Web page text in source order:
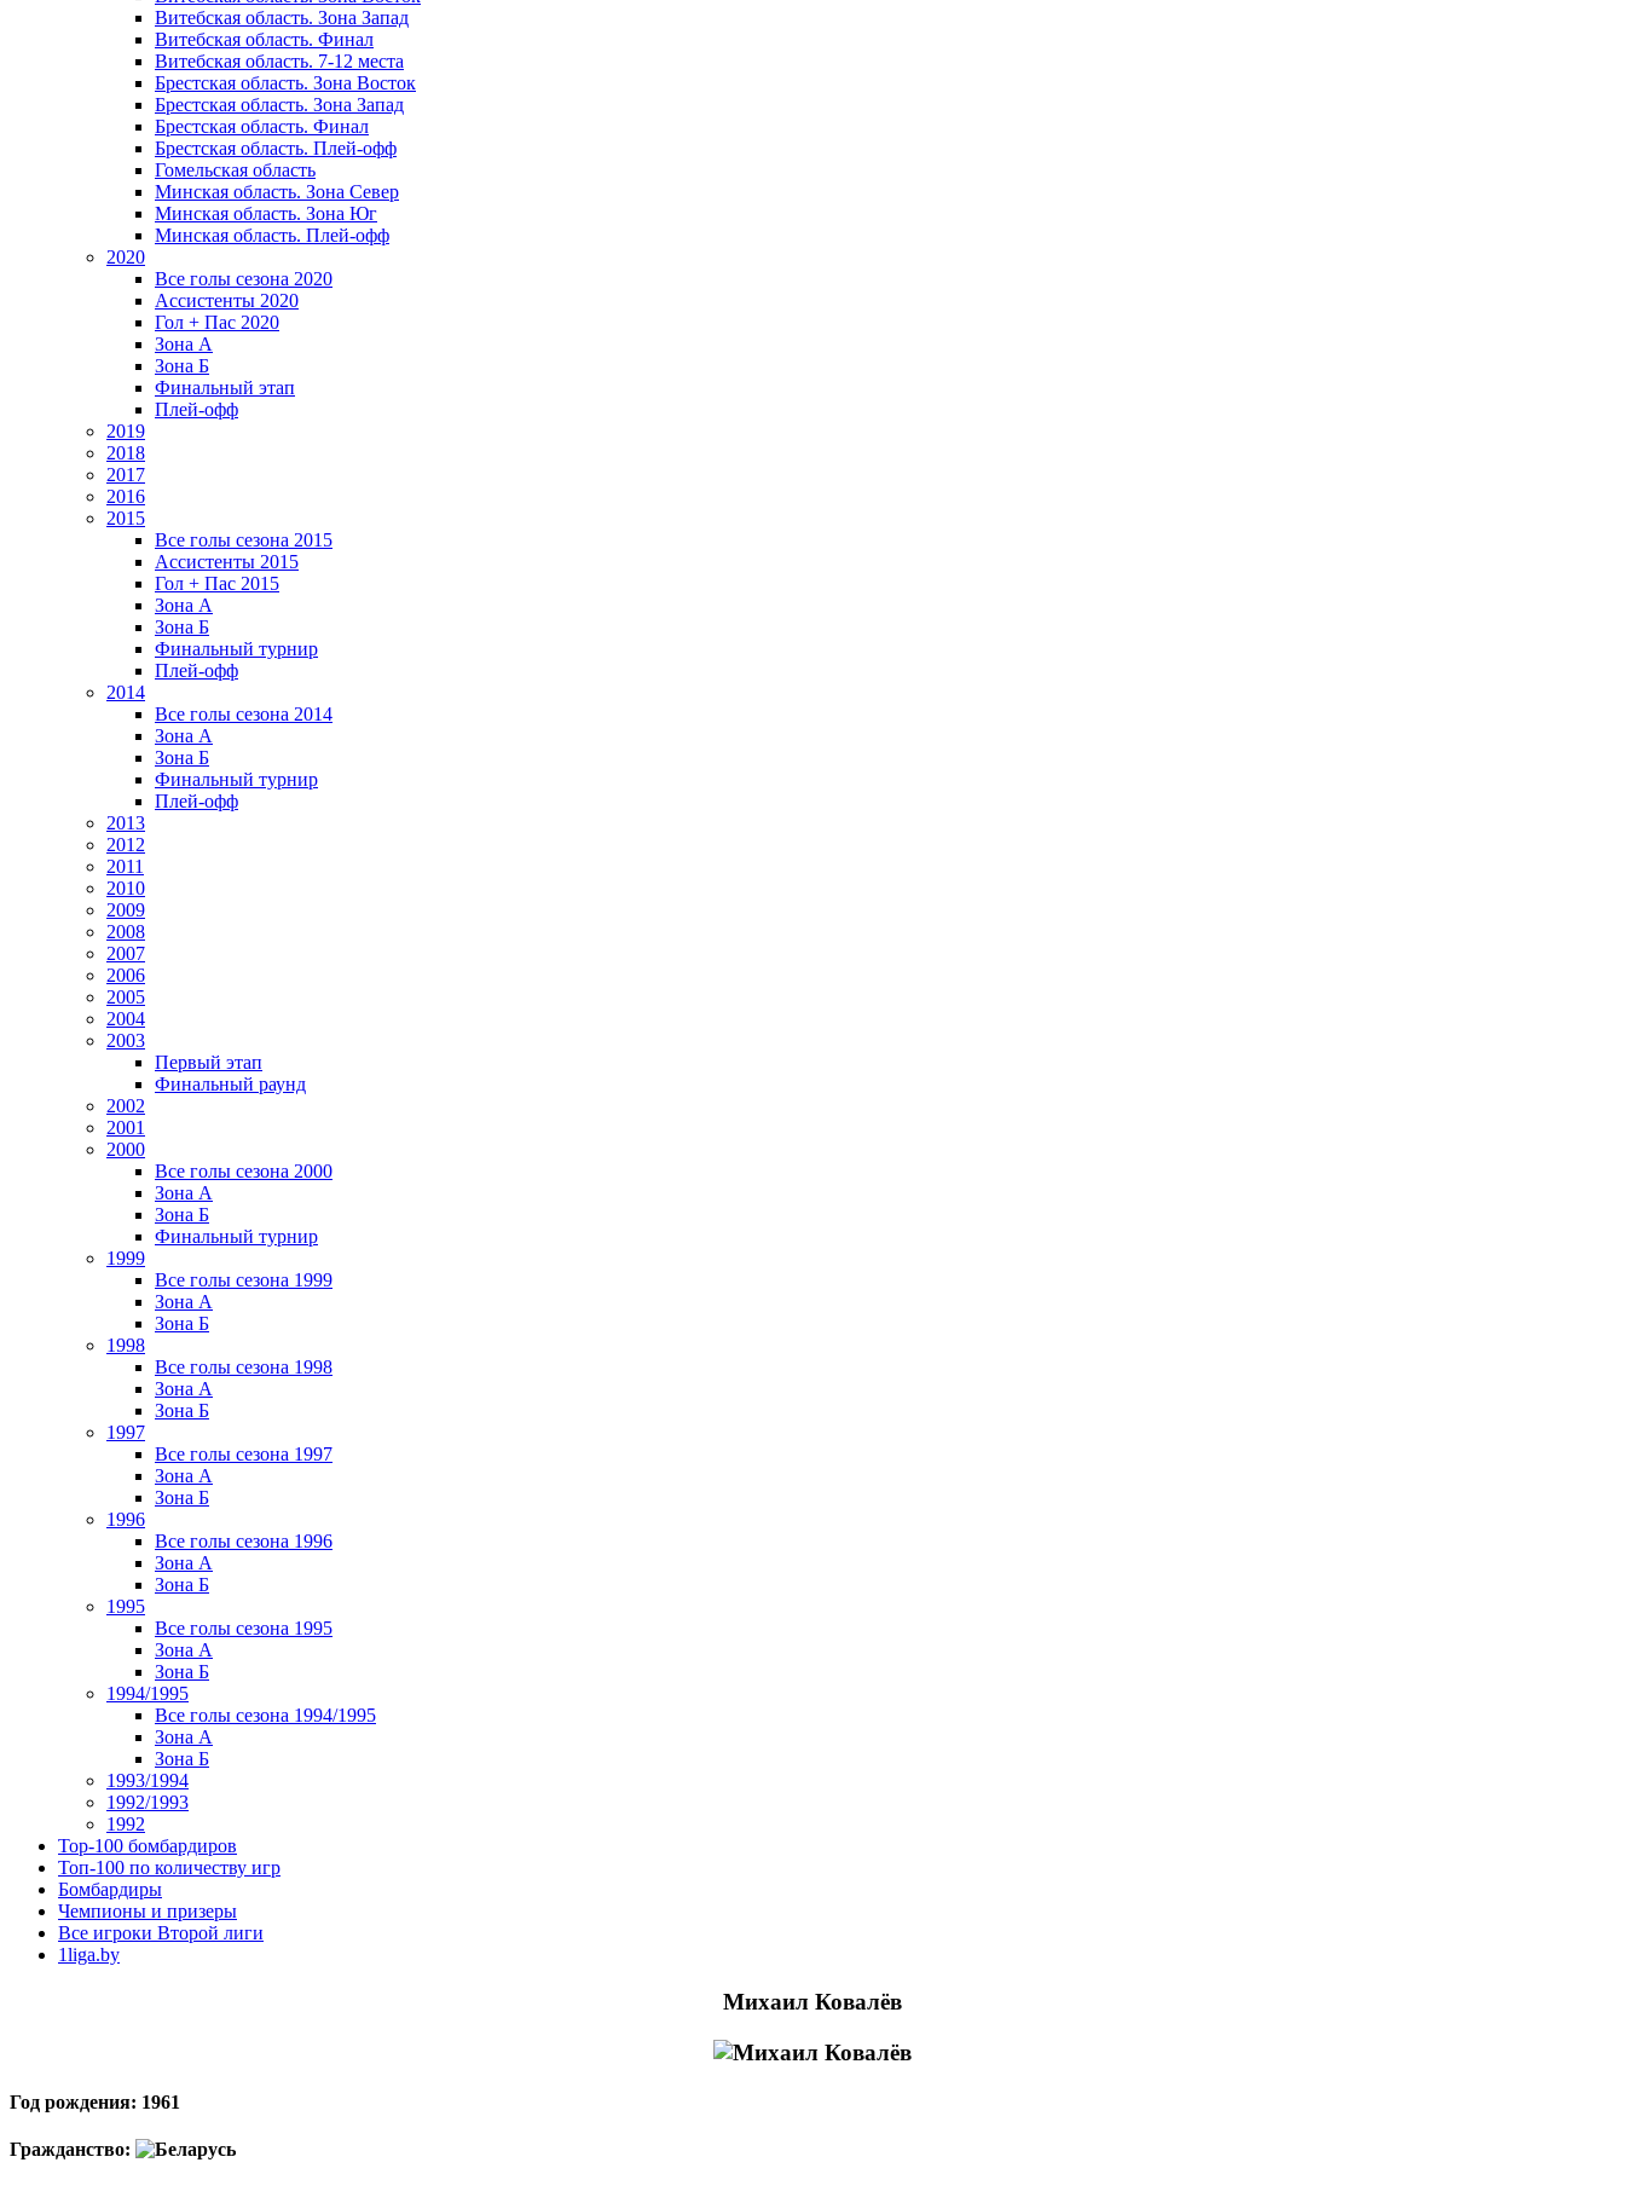
Витебская область. Зона Запад
Витебская область. Финал
Витебская область. 7-12 места
Брестская область. Зона Восток
Брестская область. Зона Запад
Брестская область. Финал
Брестская область. Плей-офф
Гомельская область
Минская область. Зона Север
Минская область. Зона Юг
Минская область. Плей-офф
2020
Все голы сезона 2020
Ассистенты 2020
Гол + Пас 2020
Зона А
Зона Б
Финальный этап
Плей-офф
2019
2018
2017
2016
2015
Все голы сезона 2015
Ассистенты 2015
Гол + Пас 2015
Зона А
Зона Б
Финальный турнир
Плей-офф
2014
Все голы сезона 2014
Зона А
Зона Б
Финальный турнир
Плей-офф
2013
2012
2011
2010
2009
2008
2007
2006
2005
2004
2003
Первый этап
Финальный раунд
2002
2001
2000
Все голы сезона 2000
Зона А
Зона Б
Финальный турнир
1999
Все голы сезона 1999
Зона А
Зона Б
1998
Все голы сезона 1998
Зона А
Зона Б
1997
Все голы сезона 1997
Зона А
Зона Б
1996
Все голы сезона 1996
Зона А
Зона Б
1995
Все голы сезона 1995
Зона А
Зона Б
1994/1995
Все голы сезона 1994/1995
Зона А
Зона Б
1993/1994
1992/1993
1992
Top-100 бомбардиров
Топ-100 по количеству игр
Бомбардиры
Чемпионы и призеры
Все игроки Второй лиги
1liga.by
Михаил Ковалёв
Год рождения: 1961
Гражданство: